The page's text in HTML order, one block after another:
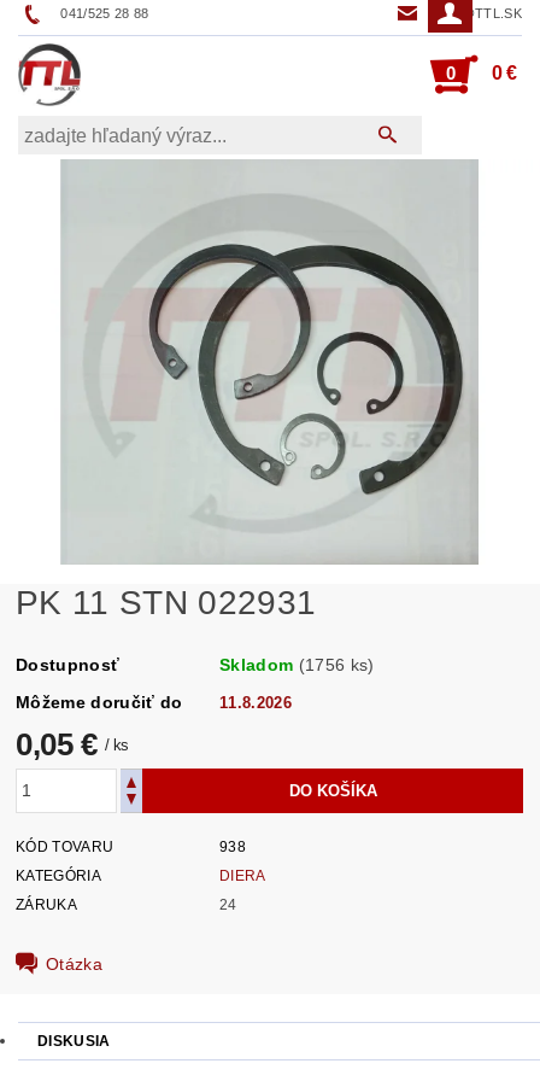
041/525 28 88 TTL@TTL.SK
0 0 €
PK 11 STN 022931
Dostupnosť Skladom (1756 ks)
Môžeme doručiť do
11.8.2026
0,05 € / ks
KÓD TOVARU
938
KATEGÓRIA
DIERA
ZÁRUKA
24
Otázka
DISKUSIA